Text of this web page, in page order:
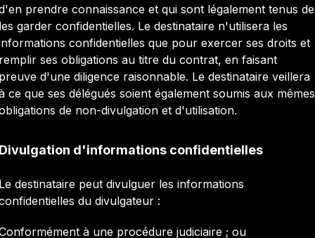
prendre connaissance et qui sont légalement tenus de
garder confidentielles. Le destinataire n'utilisera les
confidentielles que pour exercer ses droits et
ses obligations au titre du contrat, en faisant
d'une diligence raisonnable. Le destinataire veillera
ce que ses délégués soient également soumis aux mêmes
de non-divulgation et d'utilisation.
d'informations confidentielles
destinataire peut divulguer les informations
du divulgateur :
à une procédure judiciaire ; ou